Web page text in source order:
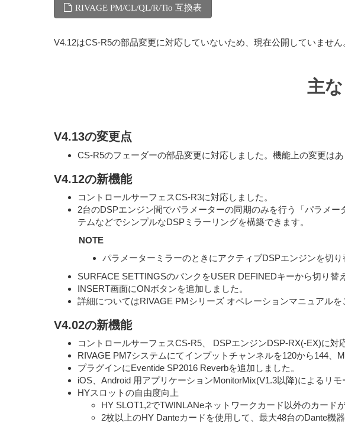
RIVAGE PM/CL/QL/R/Tio 互換表
V4.12はCS-R5の部品変更に対応していないため、現在公開していませ
主
V4.13の変更点
CS-R5のフェーダーの部品変更に対応しました。機能上の変更はあ
V4.12の新機能
コントロールサーフェスCS-R3に対応しました。
2台のDSPエンジン間でパラメーターの同期のみを行う「パラメ
テムなどでシンプルなDSPミラーリングを構築できます。
NOTE
パラメーターミラーのときにアクティブDSPエンジンを切
SURFACE SETTINGSのバンクをUSER DEFINEDキーから切り替
INSERT画面にONボタンを追加しました。
詳細についてはRIVAGE PMシリーズ オペレーションマニュアルを
V4.02の新機能
コントロールサーフェスCS-R5、 DSPエンジンDSP-RX(-EX)に対
RIVAGE PM7システムにてインプットチャンネルを120から144、
プラグインにEventide SP2016 Reverbを追加しました。
iOS、Android 用アプリケーションMonitorMix(V1.3以降)によるリモ
HYスロットの自由度向上
HY SLOT1,2でTWINLANeネットワークカード以外のカード
2枚以上のHY Danteカードを使用して、最大48台のDante機